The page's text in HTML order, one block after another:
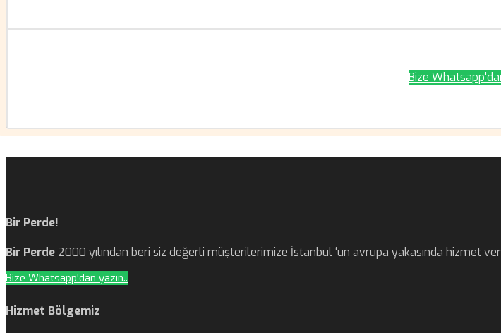
Bize
Bir Perde!
Bir Perde 2000 yılından beri siz değerli müşterilerimize İstanbul ‘un avrupa yakasında hizmet
Bize Whatsapp'dan yazın..
Hizmet Bölgemiz